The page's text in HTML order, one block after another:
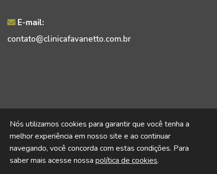
E-mail:
contato@clinicafavanetto.com.br
Todos os direitos resservados.
Nós utilizamos cookies para garantir que você tenha a
melhor experiência em nosso site e ao continuar
navegando, você concorda com estas condições. Para
saber mais acesse nossa política de cookies.